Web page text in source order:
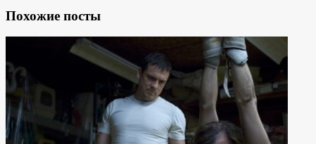
Похожие посты